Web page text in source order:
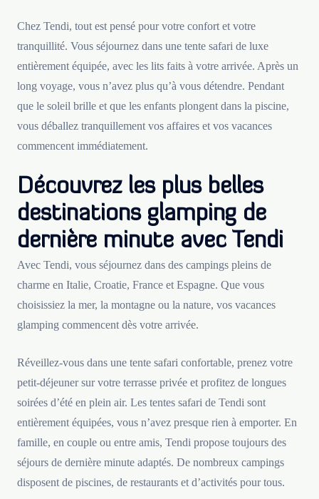
Chez Tendi, tout est pensé pour votre confort et votre
tranquillité. Vous séjournez dans une tente safari de luxe
entièrement équipée, avec les lits faits à votre arrivée. Après un
long voyage, vous n’avez plus qu’à vous détendre. Pendant
que le soleil brille et que les enfants plongent dans la piscine,
vous déballez tranquillement vos affaires et vos vacances
commencent immédiatement.
Découvrez les plus belles
destinations glamping de
dernière minute avec Tendi
Avec Tendi, vous séjournez dans des campings pleins de
charme en Italie, Croatie, France et Espagne. Que vous
choisissiez la mer, la montagne ou la nature, vos vacances
glamping commencent dès votre arrivée.
Réveillez-vous dans une tente safari confortable, prenez votre
petit-déjeuner sur votre terrasse privée et profitez de longues
soirées d’été en plein air. Les tentes safari de Tendi sont
entièrement équipées, vous n’avez presque rien à emporter. En
famille, en couple ou entre amis, Tendi propose toujours des
séjours de dernière minute adaptés. De nombreux campings
disposent de piscines, de restaurants et d’activités pour tous.